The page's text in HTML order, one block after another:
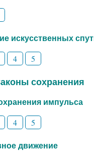
искусственных
4 5
сохранения
импульса
4 5
движение